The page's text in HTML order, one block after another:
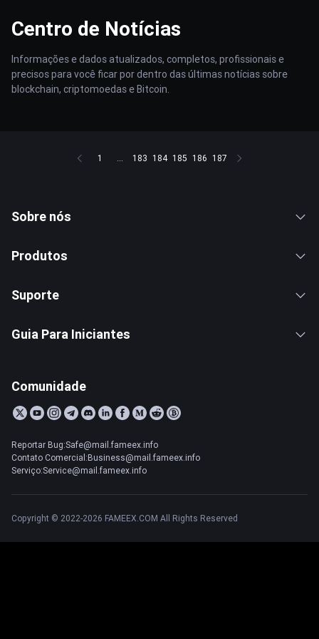
Centro de Notícias
Informações e dados atualizados, completos, profissionais e
precisos para você ficar por dentro das últimas notícias sobre
blockchain, criptomoedas e Bitcoin.
1 ... 183 184 185 186 187
Sobre nós
Produtos
Suporte
Guia Para Iniciantes
Comunidade
Reportar Bug:Safe@mail.fameex.info
Contato Comercial:Business@mail.fameex.info
Serviço:Service@mail.fameex.info
Copyright © 2022-2026 FAMEEX.COM All Rights Reserved